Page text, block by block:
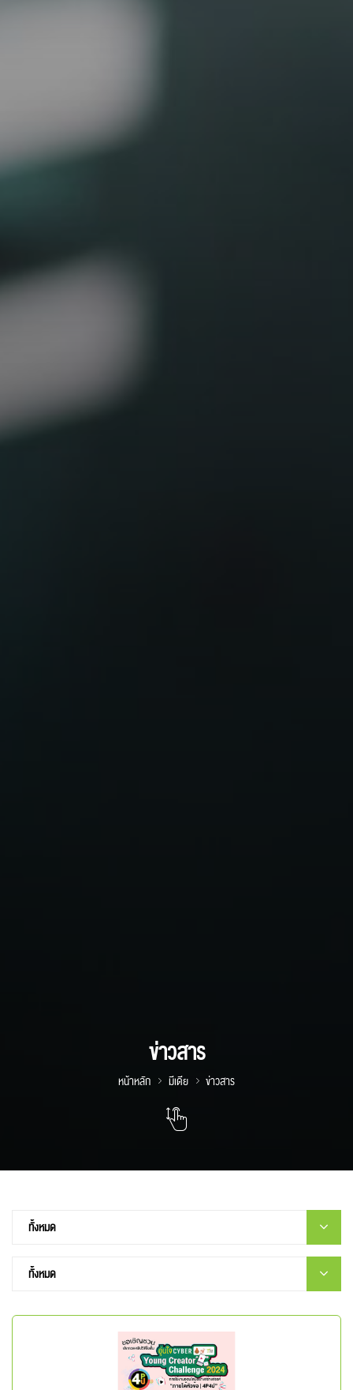
ข่าวสาร
หน้าหลัก มีเดีย ข่าวสาร